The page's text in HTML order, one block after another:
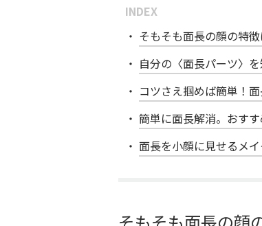
INDEX
そもそも面長の顔の特徴
自分の〈面長パーツ〉を
コツさえ掴めば簡単！
簡単に面長解消。おす
面長を小顔に見せるメ